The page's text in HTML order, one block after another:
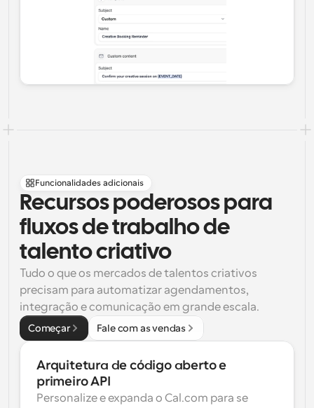
Funcionalidades adicionais
Recursos poderosos para
fluxos de trabalho de
talento criativo
Tudo o que os mercados de talentos criativos
precisam para automatizar agendamentos,
integração e comunicação em grande escala.
Começar Fale com as vendas
Arquitetura de código aberto e
primeiro API
Personalize e expanda o Cal.com para se